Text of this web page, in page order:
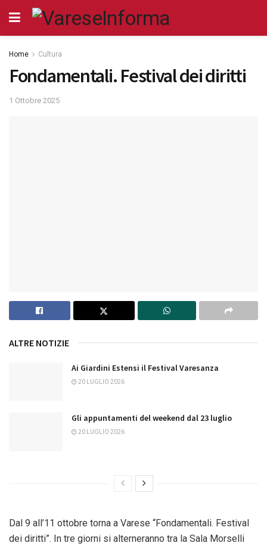
Home Cultura
Fondamentali. Festival dei diritti
1 Ottobre 2025
ALTRE NOTIZIE
Ai Giardini Estensi il Festival Varesanza
20 LUGLIO 2026
Gli appuntamenti del weekend dal 23 luglio
20 LUGLIO 2026
Dal 9 all’11 ottobre torna a Varese “Fondamentali. Festival
dei diritti”. In tre giorni si alterneranno tra la Sala Morselli